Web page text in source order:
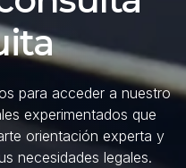
para acceder a nuestro
experimentados que
orientación experta y
necesidades legales.